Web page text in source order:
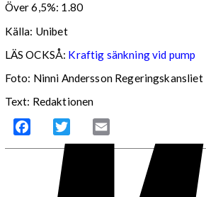
Över 6,5%: 1.80
Källa: Unibet
LÄS OCKSÅ: Kraftig sänkning vid pump
Foto: Ninni Andersson Regeringskansliet
Text: Redaktionen
Facebook Twitter